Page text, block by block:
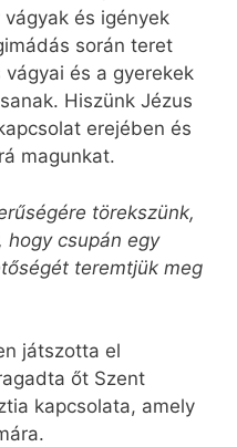
és igények
során teret
és a gyerekek
Hiszünk Jézus
erejében és
magunkat.
törekszünk,
hogy csupán egy
teremtjük meg
játszotta el
őt Szent
kapcsolata, amely